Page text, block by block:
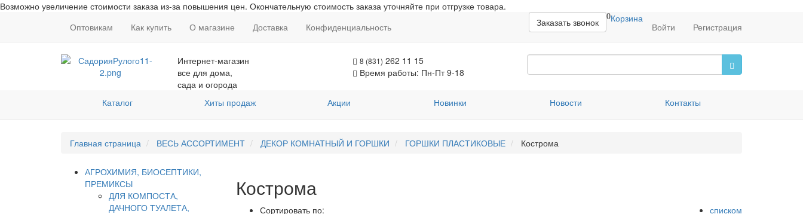
Возможно увеличение стоимости заказа из-за повышения цен. Окончательную стоимость заказа уточняйте при отгрузке товара.
Оптовикам
Как купить О магазине Доставка Конфиденциальность
0Корзина
Войти Регистрация
Заказать звонок
Интернет-магазин
все для дома,
сада и огорода
8 (831) 262 11 15
Время работы: Пн-Пт 9-18
Каталог Хиты продаж Акции Новинки Новости Контакты
Главная страница ВЕСЬ АССОРТИМЕНТ ДЕКОР КОМНАТНЫЙ И ГОРШКИ ГОРШКИ ПЛАСТИКОВЫЕ Кострома
АГРОХИМИЯ, БИОСЕПТИКИ,
ПРЕМИКСЫ
ДЛЯ КОМПОСТА,
ДАЧНОГО ТУАЛЕТА,
Кострома
Сортировать по:
списком